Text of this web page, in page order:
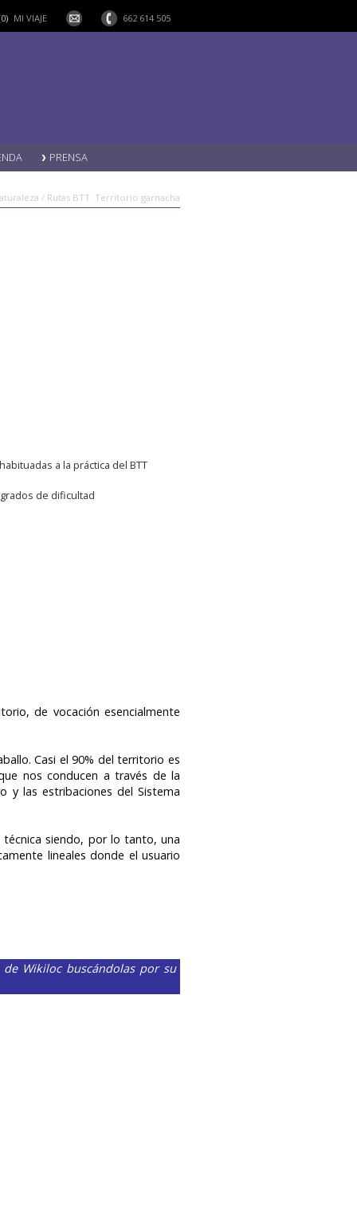
MI VIAJE 662 614 505
PRENSA
/ Rutas BTT. Territorio garnacha
a la práctica del BTT
de dificultad
de vocación esencialmente
Casi el 90% del territorio es
nos conducen a través de la
y las estribaciones del Sistema
técnica siendo, por lo tanto, una
lineales donde el usuario
Wikiloc buscándolas por su